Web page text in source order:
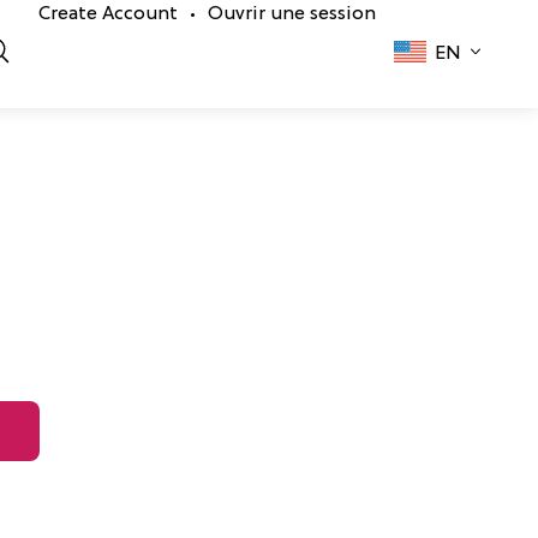
Create Account •
Ouvrir une session
EN